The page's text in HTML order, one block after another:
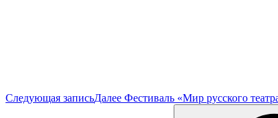
Следующая записьДалее Фестиваль «Мир русского